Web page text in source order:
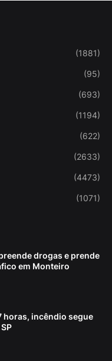
(1881)
(95)
(693)
(1194)
(622)
(2633)
(4473)
(1071)
drogas e prende
em Monteiro
horas, incêndio segue